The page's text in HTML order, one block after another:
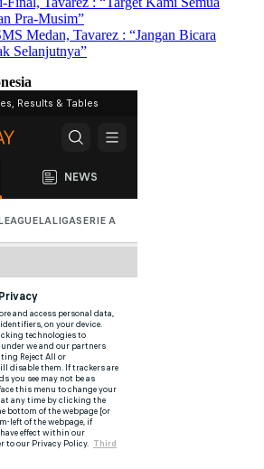
Pra-Musim”
Medan, Tavarez : “Jangan Bicara
Selanjutnya”